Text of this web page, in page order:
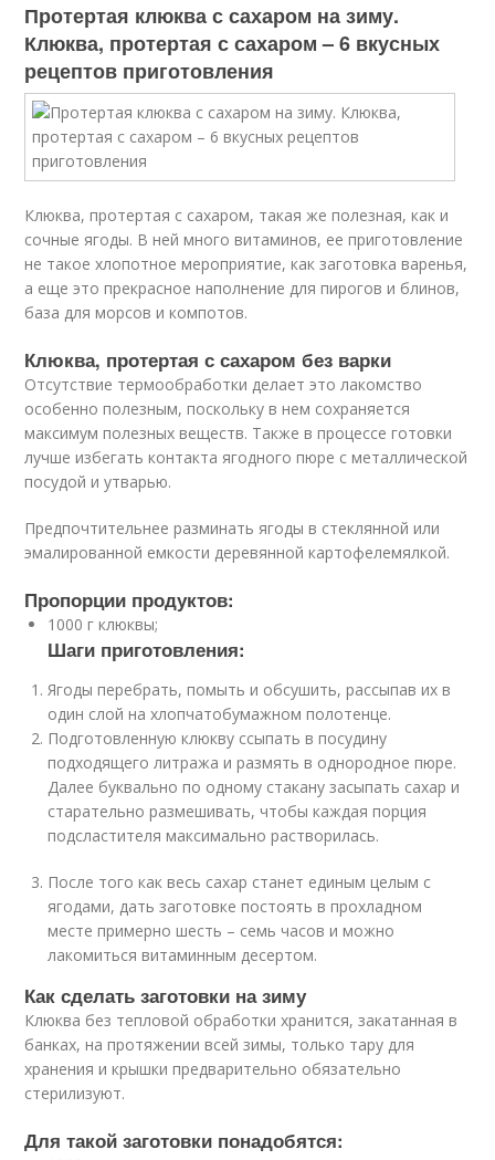
Протертая клюква с сахаром на зиму.
Клюква, протертая с сахаром – 6 вкусных
рецептов приготовления
Клюква, протертая с сахаром, такая же полезная, как и
сочные ягоды. В ней много витаминов, ее приготовление
не такое хлопотное мероприятие, как заготовка варенья,
а еще это прекрасное наполнение для пирогов и блинов,
база для морсов и компотов.
Клюква, протертая с сахаром без варки
Отсутствие термообработки делает это лакомство
особенно полезным, поскольку в нем сохраняется
максимум полезных веществ. Также в процессе готовки
лучше избегать контакта ягодного пюре с металлической
посудой и утварью.
Предпочтительнее разминать ягоды в стеклянной или
эмалированной емкости деревянной картофелемялкой.
Пропорции продуктов:
1000 г клюквы;
Шаги приготовления:
Ягоды перебрать, помыть и обсушить, рассыпав их в
один слой на хлопчатобумажном полотенце.
Подготовленную клюкву ссыпать в посудину
подходящего литража и размять в однородное пюре.
Далее буквально по одному стакану засыпать сахар и
старательно размешивать, чтобы каждая порция
подсластителя максимально растворилась.
После того как весь сахар станет единым целым с
ягодами, дать заготовке постоять в прохладном
месте примерно шесть – семь часов и можно
лакомиться витаминным десертом.
Как сделать заготовки на зиму
Клюква без тепловой обработки хранится, закатанная в
банках, на протяжении всей зимы, только тару для
хранения и крышки предварительно обязательно
стерилизуют.
Для такой заготовки понадобятся: